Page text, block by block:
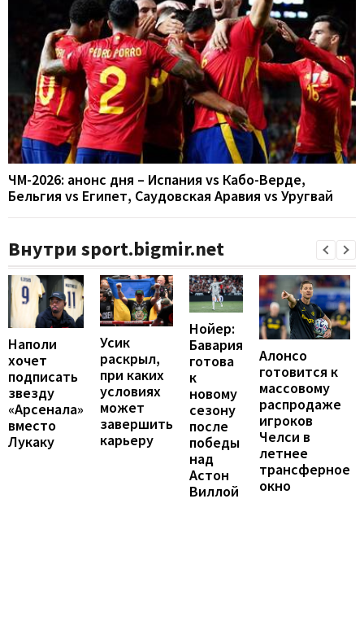
ЧМ-2026: анонс дня – Испания vs Кабо-Верде,
Бельгия vs Египет, Саудовская Аравия vs Уругвай
Внутри sport.bigmir.net
Наполи
хочет
подписать
звезду
«Арсенала»
вместо
Лукаку
Усик
раскрыл,
при каких
условиях
может
завершить
карьеру
Нойер:
Бавария
готова
к
новому
сезону
после
победы
над
Астон
Виллой
Алонсо
готовится к
массовому
распродаже
игроков
Челси в
летнее
трансферное
окно